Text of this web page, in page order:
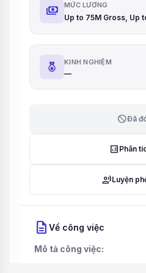
payments MỨC LƯƠNG
KINH NGHIỆM
—
blockĐã
analytics Phân
record_voice_overLuyện
description Về công việc
Mô tả công việc: